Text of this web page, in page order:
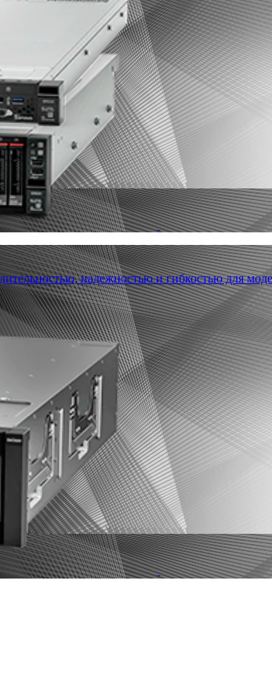
надежностью и гибкостью для